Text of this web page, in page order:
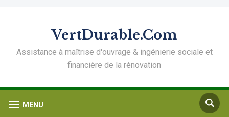
VertDurable.Com
Assistance à maîtrise d'ouvrage & ingénierie sociale et
financière de la rénovation
MENU